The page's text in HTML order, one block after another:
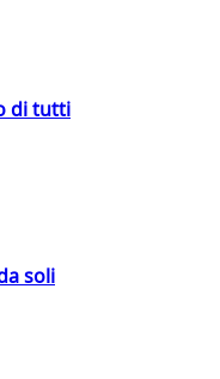
di tutti
soli